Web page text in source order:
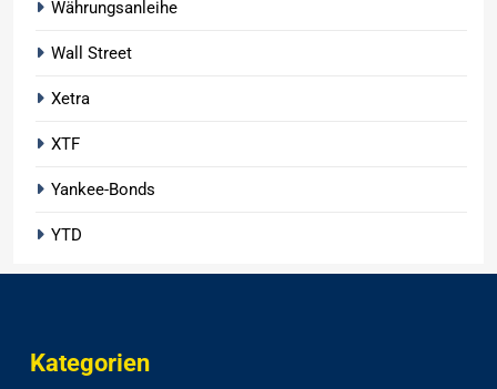
Währungsanleihe
Wall Street
Xetra
XTF
Yankee-Bonds
YTD
Kategorien